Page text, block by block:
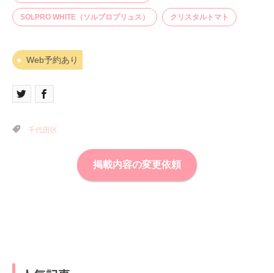
SOLPRO WHITE（ソルプロプリュス） クリスタルトマト
Web予約あり
千代田区
掲載内容の変更依頼